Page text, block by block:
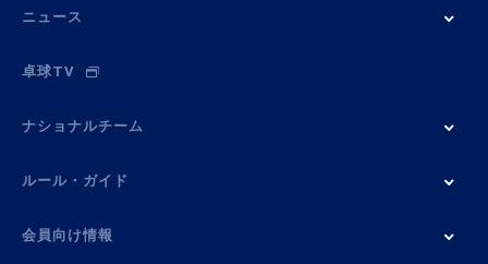
ニュース
卓球TV
ナショナルチーム
ルール・ガイド
会員向け情報